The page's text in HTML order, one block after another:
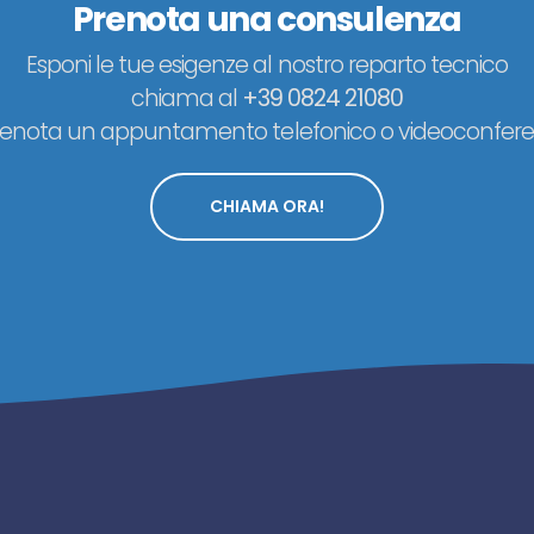
Prenota una consulenza
Esponi le tue esigenze al nostro reparto tecnico
chiama al +39 0824 21080
un appuntamento telefonico o
CHIAMA ORA!